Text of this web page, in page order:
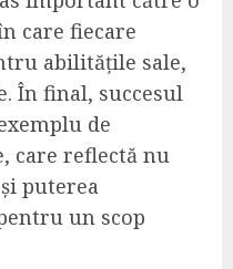
care fiecare
abilitățile sale,
În final, succesul
de
care reflectă nu
puterea
un scop